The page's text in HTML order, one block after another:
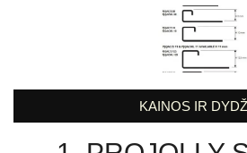
KAINOS IR